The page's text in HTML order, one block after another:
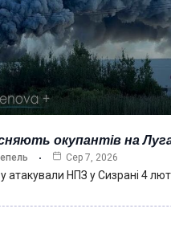
окупантів на
Сер 7, 2026
атакували НПЗ у Сизрані 4